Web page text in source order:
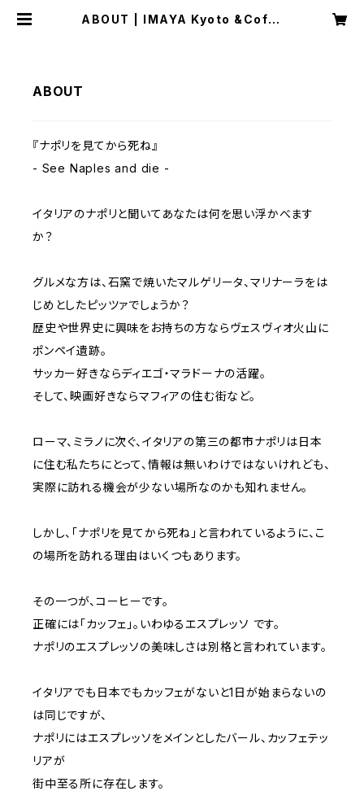
ABOUT | IMAYA Kyoto &Coffe
ABOUT
『ナポリを見てから死ね』
- See Naples and die -
イタリアのナポリと聞いてあなたは何を思い浮かべます
か？
グルメな方は、石窯で焼いたマルゲリータ、マリナーラをは
じめとしたピッツァでしょうか？
歴史や世界史に興味をお持ちの方ならヴェスヴィオ火山に
ポンペイ遺跡。
サッカー好きならディエゴ・マラドーナの活躍。
そして、映画好きならマフィアの住む街など。
ローマ、ミラノに次ぐ、イタリアの第三の都市ナポリは日本
に住む私たちにとって、情報は無いわけではないけれども、
実際に訪れる機会が少ない場所なのかも知れません。
しかし、「ナポリを見てから死ね」と言われているように、こ
の場所を訪れる理由はいくつもあります。
その一つが、コーヒーです。
正確には「カッフェ」。いわゆるエスプレッソ です。
ナポリのエスプレッソの美味しさは別格と言われています。
イタリアでも日本でもカッフェがないと1日が始まらないの
は同じですが、
ナポリにはエスプレッソをメインとしたバール、カッフェテッ
リアが
街中至る所に存在します。